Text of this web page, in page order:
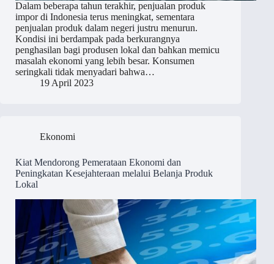
Dalam beberapa tahun terakhir, penjualan produk
impor di Indonesia terus meningkat, sementara
penjualan produk dalam negeri justru menurun.
Kondisi ini berdampak pada berkurangnya
penghasilan bagi produsen lokal dan bahkan memicu
masalah ekonomi yang lebih besar. Konsumen
seringkali tidak menyadari bahwa…
19 April 2023
Ekonomi
Kiat Mendorong Pemerataan Ekonomi dan
Peningkatan Kesejahteraan melalui Belanja Produk
Lokal